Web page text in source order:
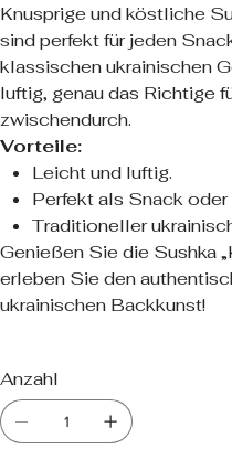
Knusprige und köstliche
sind perfekt für jeden
klassischen ukrainischen
luftig, genau das Richtige
zwischendurch.
Vorteile:
Leicht und luftig.
Perfekt als Snack oder
Traditioneller
Genießen Sie die Sushka
erleben Sie den
ukrainischen Backkunst!
Anzahl